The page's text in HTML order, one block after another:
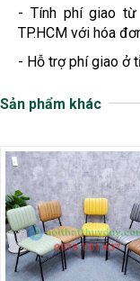
- Tính phí giao
TP.HCM với hóa
- Hỗ trợ phí giao ở
Sản phẩm khác